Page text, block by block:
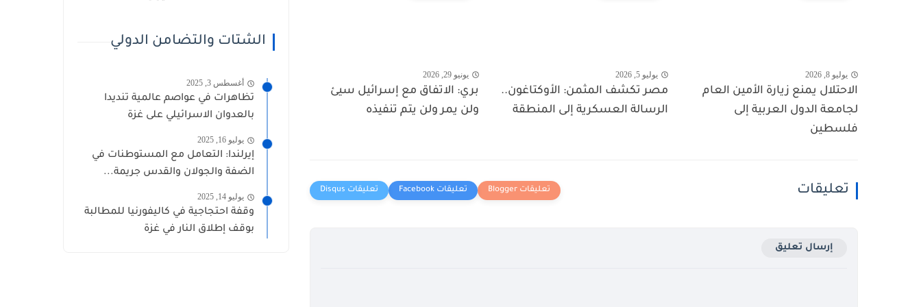
يوليو 8, 2026
الاحتلال يمنع زيارة الأمين العام
لجامعة الدول العربية إلى
فلسطين
يوليو 5, 2026
مصر تكشف المثمن: الأوكتاغون..
الرسالة العسكرية إلى المنطقة
يونيو 29, 2026
بري: الاتفاق مع إسرائيل سيئ
ولن يمر ولن يتم تنفيذه
تعليقات
إرسال تعليق
الشتات والتضامن الدولي
أغسطس 3, 2025
تظاهرات في عواصم عالمية تنديدا
بالعدوان الاسرائيلي على غزة
يوليو 16, 2025
إيرلندا: التعامل مع المستوطنات في
الضفة والجولان والقدس جريمة...
يوليو 14, 2025
وقفة احتجاجية في كاليفورنيا للمطالبة
بوقف إطلاق النار في غزة